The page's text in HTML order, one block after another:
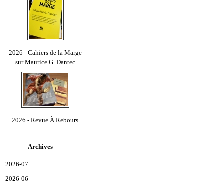
2026 - Cahiers de la Marge
sur Maurice G. Dantec
2026 - Revue À Rebours
Archives
2026-07
2026-06